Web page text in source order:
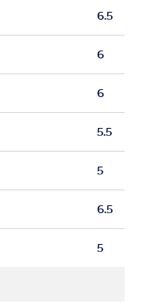
6.5
6
6
5.5
5
6.5
5